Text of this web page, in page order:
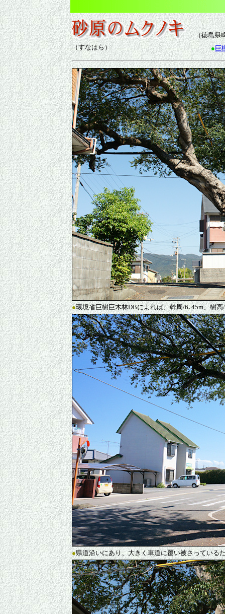
（徳島県
（すなはら）
●巨
●環境省巨樹巨木林DBによれば、幹周/6.45m、樹高
●県道沿いにあり、大きく車道に覆い被さっている